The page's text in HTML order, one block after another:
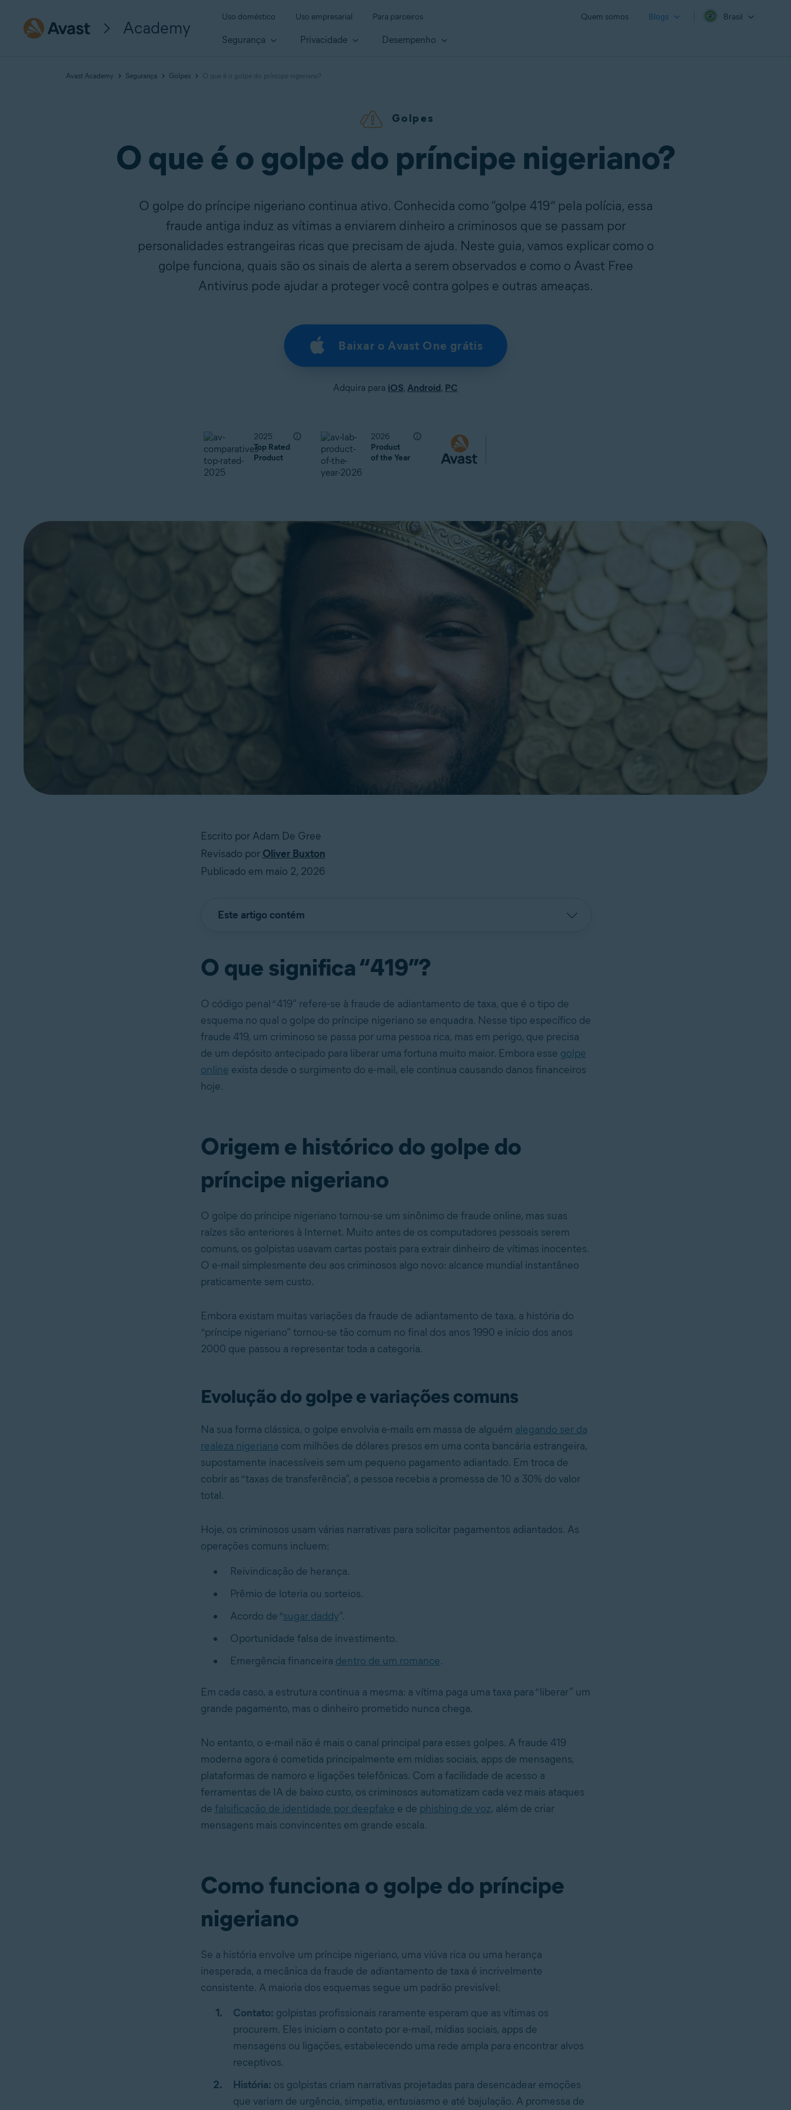
Academy
Uso doméstico Uso empresarial Para parceiros Quem somos Blogs Brasil
Segurança Privacidade Desempenho
Avast Academy Segurança Golpes O que é o golpe do príncipe nigeriano?
Golpes
O que é o golpe do príncipe nigeriano?
O golpe do príncipe nigeriano continua ativo. Conhecida como “golpe 419” pela polícia, essa
fraude antiga induz as vítimas a enviarem dinheiro a criminosos que se passam por
personalidades estrangeiras ricas que precisam de ajuda. Neste guia, vamos explicar como o
golpe funciona, quais são os sinais de alerta a serem observados e como o Avast Free
Antivirus pode ajudar a proteger você contra golpes e outras ameaças.
Baixar o Avast One grátis
Adquira para iOS, Android, PC
2025
Top Rated
Product
2026
Product
of the Year
Escrito por Adam De Gree
Revisado por Oliver Buxton
Publicado em maio 2, 2026
Este artigo contém
O que significa “419”?
O código penal “419” refere-se à fraude de adiantamento de taxa, que é o tipo de
esquema no qual o golpe do príncipe nigeriano se enquadra. Nesse tipo específico de
fraude 419, um criminoso se passa por uma pessoa rica, mas em perigo, que precisa
de um depósito antecipado para liberar uma fortuna muito maior. Embora esse golpe
online exista desde o surgimento do e-mail, ele continua causando danos financeiros
hoje.
Origem e histórico do golpe do
príncipe nigeriano
O golpe do príncipe nigeriano tornou-se um sinônimo de fraude online, mas suas
raízes são anteriores à Internet. Muito antes de os computadores pessoais serem
comuns, os golpistas usavam cartas postais para extrair dinheiro de vítimas inocentes.
O e-mail simplesmente deu aos criminosos algo novo: alcance mundial instantâneo
praticamente sem custo.
Embora existam muitas variações da fraude de adiantamento de taxa, a história do
“príncipe nigeriano” tornou-se tão comum no final dos anos 1990 e início dos anos
2000 que passou a representar toda a categoria.
Evolução do golpe e variações comuns
Na sua forma clássica, o golpe envolvia e-mails em massa de alguém alegando ser da
realeza nigeriana com milhões de dólares presos em uma conta bancária estrangeira,
supostamente inacessíveis sem um pequeno pagamento adiantado. Em troca de
cobrir as “taxas de transferência”, a pessoa recebia a promessa de 10 a 30% do valor
total.
Hoje, os criminosos usam várias narrativas para solicitar pagamentos adiantados. As
operações comuns incluem:
Reivindicação de herança.
Prêmio de loteria ou sorteios.
Acordo de “sugar daddy”.
Oportunidade falsa de investimento.
Emergência financeira dentro de um romance.
Em cada caso, a estrutura continua a mesma: a vítima paga uma taxa para “liberar” um
grande pagamento, mas o dinheiro prometido nunca chega.
No entanto, o e-mail não é mais o canal principal para esses golpes. A fraude 419
moderna agora é cometida principalmente em mídias sociais, apps de mensagens,
plataformas de namoro e ligações telefônicas. Com a facilidade de acesso a
ferramentas de IA de baixo custo, os criminosos automatizam cada vez mais ataques
de falsificação de identidade por deepfake e de phishing de voz, além de criar
mensagens mais convincentes em grande escala.
Como funciona o golpe do príncipe
nigeriano
Se a história envolve um príncipe nigeriano, uma viúva rica ou uma herança
inesperada, a mecânica da fraude de adiantamento de taxa é incrivelmente
consistente. A maioria dos esquemas segue um padrão previsível:
Contato: golpistas profissionais raramente esperam que as vítimas os
procurem. Eles iniciam o contato por e-mail, mídias sociais, apps de
mensagens ou ligações, estabelecendo uma rede ampla para encontrar alvos
receptivos.
História: os golpistas criam narrativas projetadas para desencadear emoções
que variam de urgência, simpatia, entusiasmo e até bajulação. A promessa de